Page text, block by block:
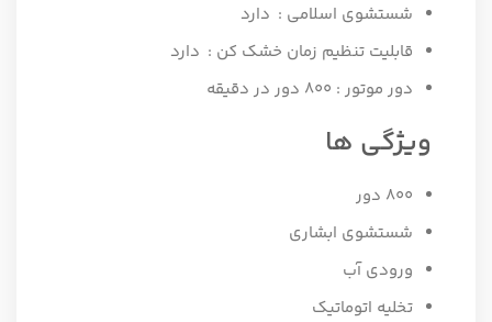
شستشوی اسلامی : دارد
قابلیت تنظیم زمان خشک کن : دارد
دور موتور : 800 دور در دقیقه
ویژگی ها
800 دور
شستشوی ابشاری
ورودی آب
تخلیه اتوماتیک